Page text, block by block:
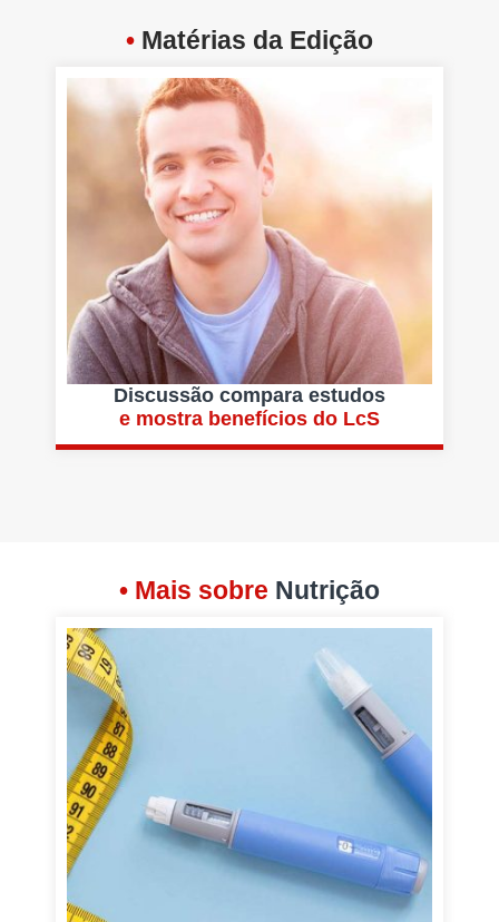
• Matérias da Edição
Discussão compara estudos
e mostra benefícios do LcS
• Mais sobre Nutrição